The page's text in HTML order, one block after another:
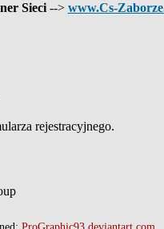
Sieci --> www.Cs-
rejestracyjnego.